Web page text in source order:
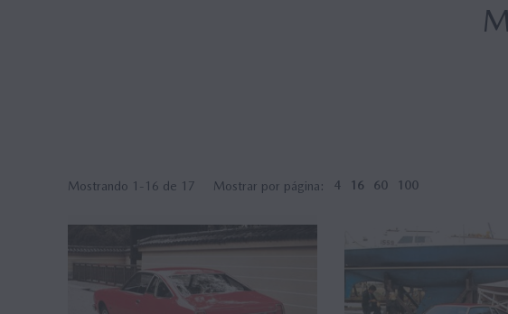
Mostrando 1-16 de 17 Mostrar por página: 4 16 60 100